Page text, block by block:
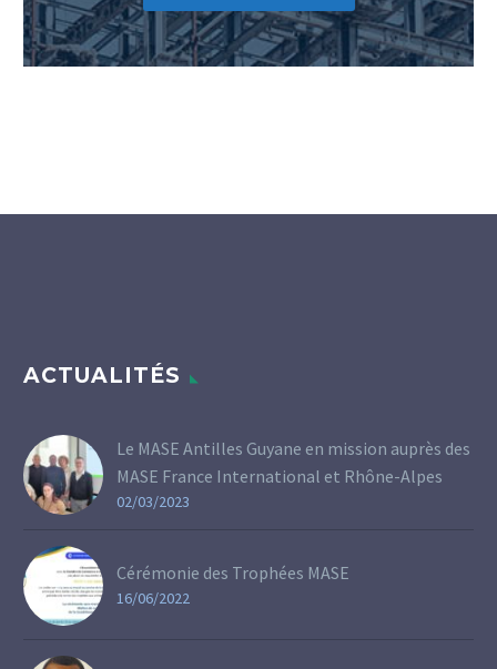
ACTUALITÉS
Le MASE Antilles Guyane en mission auprès des
MASE France International et Rhône-Alpes
02/03/2023
Cérémonie des Trophées MASE
16/06/2022